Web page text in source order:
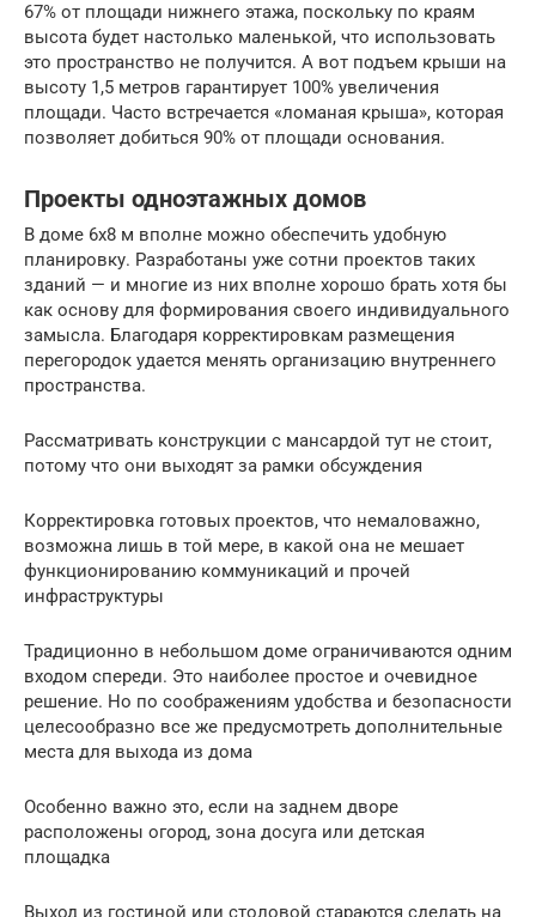
67% от площади нижнего этажа, поскольку по краям
высота будет настолько маленькой, что использовать
это пространство не получится. А вот подъем крыши на
высоту 1,5 метров гарантирует 100% увеличения
площади. Часто встречается «ломаная крыша», которая
позволяет добиться 90% от площади основания.
Проекты одноэтажных домов
В доме 6х8 м вполне можно обеспечить удобную
планировку. Разработаны уже сотни проектов таких
зданий — и многие из них вполне хорошо брать хотя бы
как основу для формирования своего индивидуального
замысла. Благодаря корректировкам размещения
перегородок удается менять организацию внутреннего
пространства.
Рассматривать конструкции с мансардой тут не стоит,
потому что они выходят за рамки обсуждения
Корректировка готовых проектов, что немаловажно,
возможна лишь в той мере, в какой она не мешает
функционированию коммуникаций и прочей
инфраструктуры
Традиционно в небольшом доме ограничиваются одним
входом спереди. Это наиболее простое и очевидное
решение. Но по соображениям удобства и безопасности
целесообразно все же предусмотреть дополнительные
места для выхода из дома
Особенно важно это, если на заднем дворе
расположены огород, зона досуга или детская
площадка
Выход из гостиной или столовой стараются сделать на